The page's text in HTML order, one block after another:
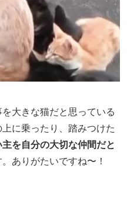
大きな猫だと思っている
に乗ったり、踏みつけた
主を自分の大切な仲間だと
ありがたいですね〜！